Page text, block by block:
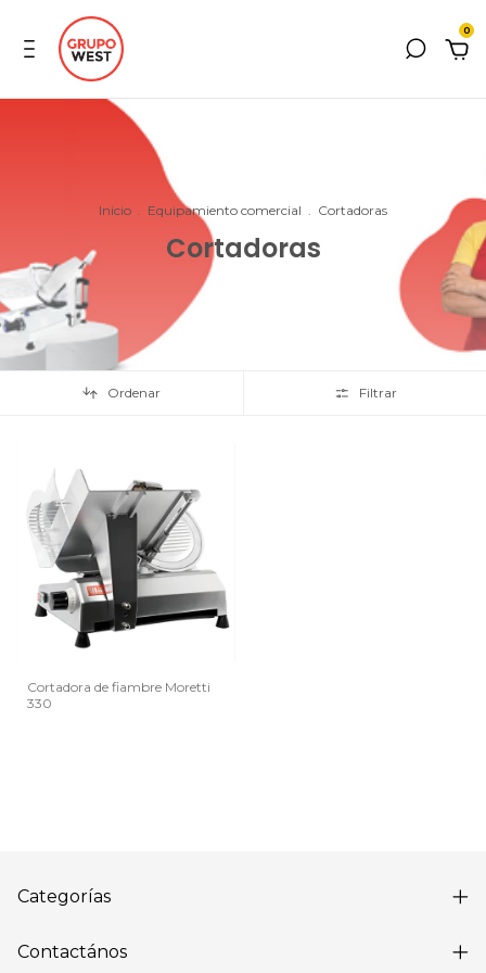
0
Inicio . Equipamiento comercial . Cortadoras
Cortadoras
Ordenar Filtrar
Cortadora de fiambre Moretti
330
Categorías
Contactános